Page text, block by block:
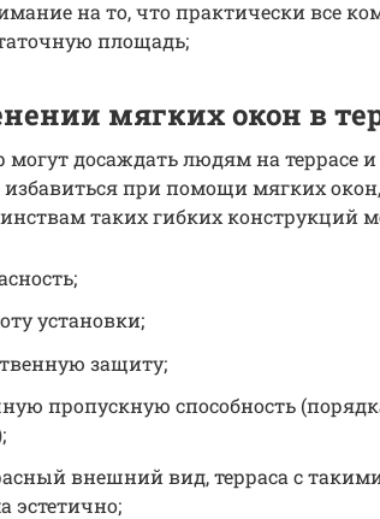
на то, что практически все
площадь;
мягких окон в
досаждать людям на террасе и
при помощи мягких
таких гибких конструкций
установки;
защиту;
пропускную способность
внешний вид, терраса с
эстетично;